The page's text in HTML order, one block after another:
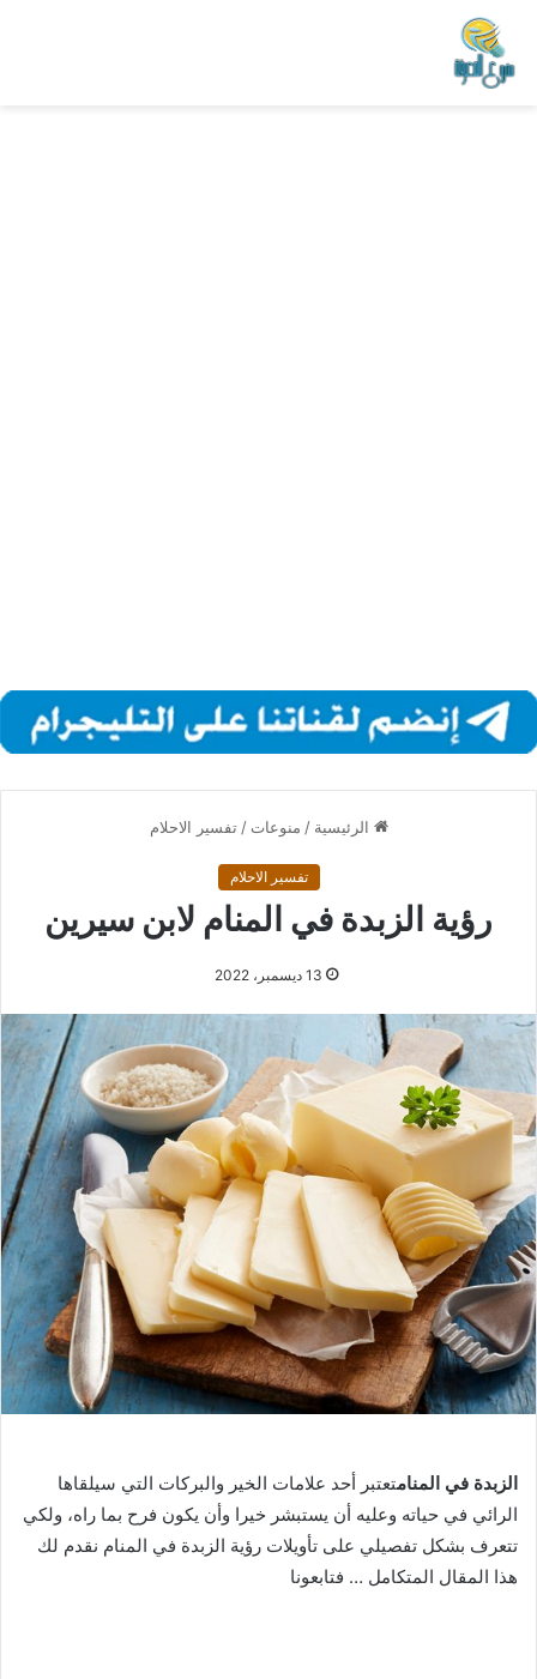
الرئيسية / منوعات / تفسير الاحلام
تفسير الاحلام
رؤية الزبدة في المنام لابن سيرين
13 ديسمبر، 2022
الزبدة في المنامتعتبر أحد علامات الخير والبركات التي سيلقاها
الرائي في حياته وعليه أن يستبشر خيرا وأن يكون فرح بما راه، ولكي
تتعرف بشكل تفصيلي على تأويلات رؤية الزبدة في المنام نقدم لك
هذا المقال المتكامل … فتابعونا